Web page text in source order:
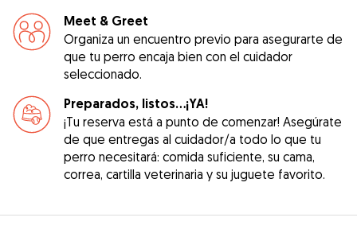
Meet & Greet
Organiza un encuentro previo para asegurarte de
que tu perro encaja bien con el cuidador
seleccionado.
Preparados, listos...¡YA!
¡Tu reserva está a punto de comenzar! Asegúrate
de que entregas al cuidador/a todo lo que tu
perro necesitará: comida suficiente, su cama,
correa, cartilla veterinaria y su juguete favorito.